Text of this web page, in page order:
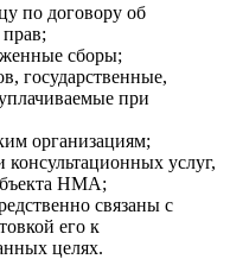
по договору об
сборы;
государственные,
при
организациям;
услуг,
НМА;
связаны с
его к
целях.